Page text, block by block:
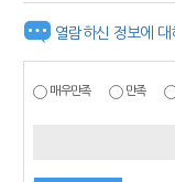
열람하신 정보에
매우만족 만족